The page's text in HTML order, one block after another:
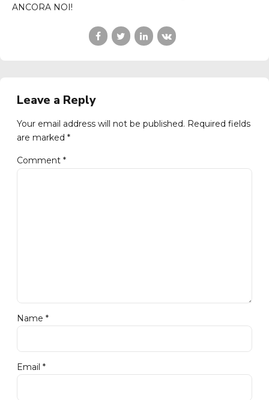
ANCORA NOI!
Leave a Reply
Your email address will not be published. Required fields
are marked *
Comment *
Name *
Email *